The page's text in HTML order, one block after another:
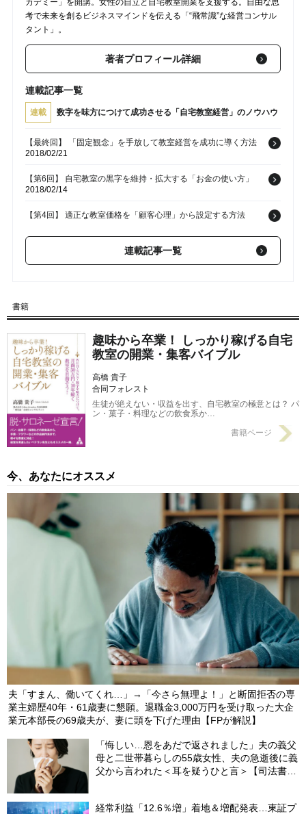
カデミー」を開講。女性の自立と自宅教室開業を支援する。自由な思
考で未来を創るビジネスマインドを伝える「“飛常識”な経営コンサル
タント」。
著者プロフィール詳細
連載記事一覧
連載 数字を味方につけて成功させる「自宅教室経営」のノウハウ
【最終回】 「固定観念」を手放して教室経営を成功に導く方法
2018/02/21
【第6回】 自宅教室の黒字を維持・拡大する「お金の使い方」
2018/02/14
【第4回】 適正な教室価格を「顧客心理」から設定する方法
【第3回】 自宅教室の運営･･･重視すべきは新規顧客か？ 既存顧
客か？2018/01/24
式」とは？
連載記事一覧
書籍
趣味から卒業！ しっかり稼げる自宅
教室の開業・集客バイブル
高橋 貴子
合同フォレスト
生徒が絶えない・収益を出す、自宅教室の極意とは？ パ
ン・菓子・料理などの飲食系か…
書籍ページ
今、あなたにオススメ
夫「すまん、働いてくれ…」→「今さら無理よ！」と断固拒否の専
業主婦歴40年・61歳妻に懇願。退職金3,000万円を受け取った大企
業元本部長の69歳夫が、妻に頭を下げた理由【FPが解説】
「悔しい…恩をあだで返されました」夫の義父
母と二世帯暮らしの55歳女性、夫の急逝後に義
父から言われた＜耳を疑うひと言＞【司法書士
経常利益「12.6％増」着地＆増配発表…東証プ